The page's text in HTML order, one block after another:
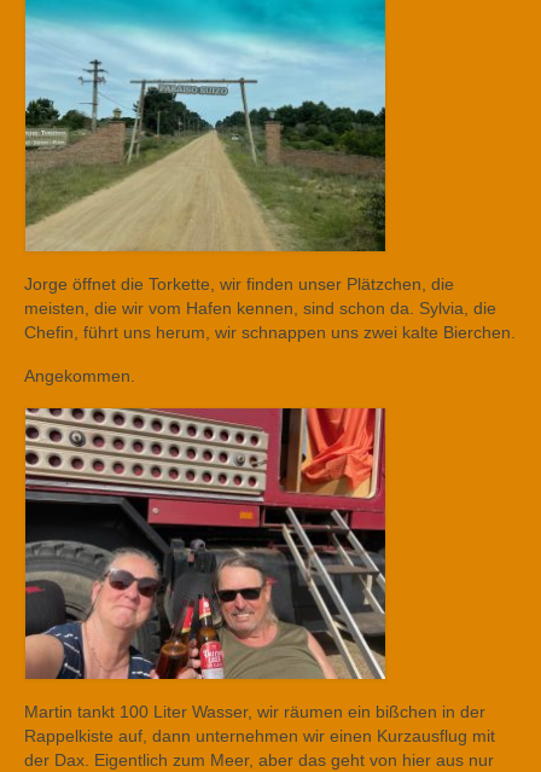
Jorge öffnet die Torkette, wir finden unser Plätzchen, die
meisten, die wir vom Hafen kennen, sind schon da. Sylvia, die
Chefin, führt uns herum, wir schnappen uns zwei kalte Bierchen.
Angekommen.
Martin tankt 100 Liter Wasser, wir räumen ein bißchen in der
Rappelkiste auf, dann unternehmen wir einen Kurzausflug mit
der Dax. Eigentlich zum Meer, aber das geht von hier aus nur